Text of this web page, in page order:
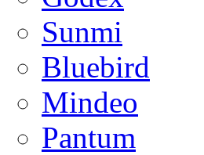
Sunmi
Bluebird
Mindeo
Pantum